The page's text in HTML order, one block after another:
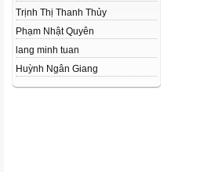
Trịnh Thị Thanh Thủy
Phạm Nhật Quyên
lang minh tuan
Huỳnh Ngân Giang